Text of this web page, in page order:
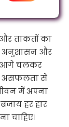
ताकतों का
अनुशासन और
आगे चलकर
असफलता से
में अपना
हर हार
चाहिए।